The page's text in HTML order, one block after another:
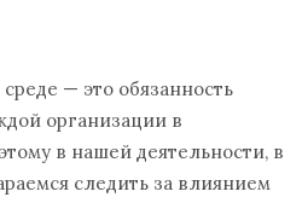
— это обязанность
организации в
в нашей деятельности, в
следить за влиянием